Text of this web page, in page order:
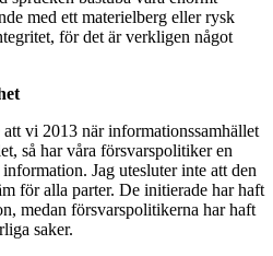
med ett materielberg eller rysk
för det är verkligen något
vi 2013 när informationssamhället
så har våra försvarspolitiker en
Jag utesluter inte att den
för alla parter. De initierade har haft
medan försvarspolitikerna har haft
saker.